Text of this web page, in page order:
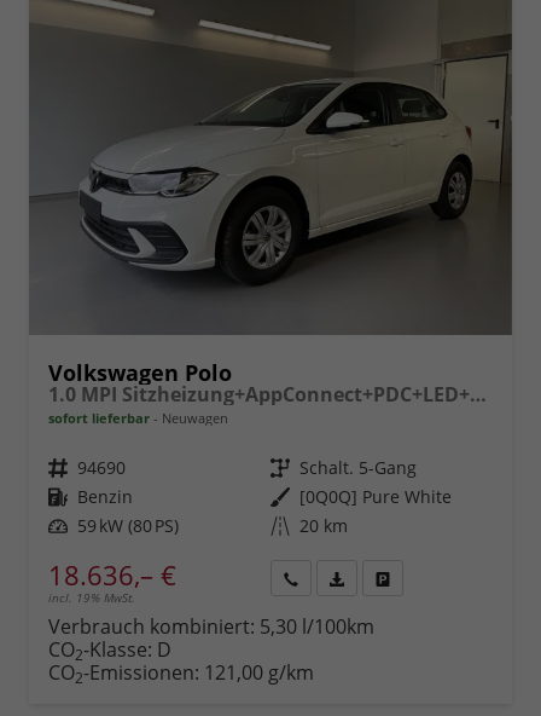
Volkswagen Polo
1.0 MPI Sitzheizung+AppConnect+PDC+LED+Touch+Lichtsensor+MultiLenkrad
sofort lieferbar Neuwagen
Fahrzeugnr. 94690 Getriebe Schalt. 5-Gang
Kraftstoff Benzin Außenfarbe [0Q0Q] Pure White
Leistung 59 kW (80 PS) Kilometerstand 20 km
18.636,– €
incl. 19% MwSt.
anfordern
Datei,
Verbrauch kombiniert: 5,30 l/100km
CO2-Klasse: D
CO2-Emissionen: 121,00 g/km